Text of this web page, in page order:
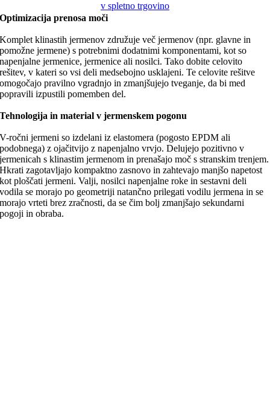
v spletno trgovino
Optimizacija prenosa moči
Komplet klinastih jermenov združuje več jermenov (npr. glavne in
pomožne jermene) s potrebnimi dodatnimi komponentami, kot so
napenjalne jermenice, jermenice ali nosilci. Tako dobite celovito
rešitev, v kateri so vsi deli medsebojno usklajeni. Te celovite rešitve
omogočajo pravilno vgradnjo in zmanjšujejo tveganje, da bi med
popravili izpustili pomemben del.
Tehnologija in material v jermenskem pogonu
V-ročni jermeni so izdelani iz elastomera (pogosto EPDM ali
podobnega) z ojačitvijo z napenjalno vrvjo. Delujejo pozitivno v
jermenicah s klinastim jermenom in prenašajo moč s stranskim trenjem.
Hkrati zagotavljajo kompaktno zasnovo in zahtevajo manjšo napetost
kot ploščati jermeni. Valji, nosilci napenjalne roke in sestavni deli
vodila se morajo po geometriji natančno prilegati vodilu jermena in se
morajo vrteti brez zračnosti, da se čim bolj zmanjšajo sekundarni
pogoji in obraba.